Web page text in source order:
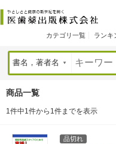
カテゴリ一覧 ランキ
商品一覧
1件中1件から1件までを表示
品切れ